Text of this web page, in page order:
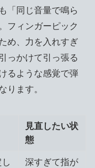
「同じ音量で鳴ら
フィンガーピック
め、力を入れすぎ
っかけて引っ張る
るような感覚で弾
ります。
見直したい状
態
深すぎて指が